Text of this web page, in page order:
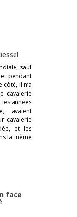
sauf
et pendant
il n’a
cavalerie
les années
avaient
cavalerie
et les
la même
face